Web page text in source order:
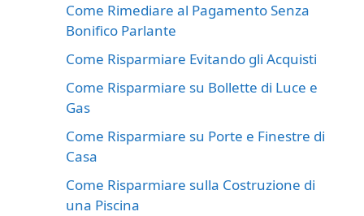
Come Rimediare al Pagamento Senza
Bonifico Parlante
Come Risparmiare Evitando gli Acquisti
Come Risparmiare su Bollette di Luce e
Gas
Come Risparmiare su Porte e Finestre di
Casa
Come Risparmiare sulla Costruzione di
una Piscina